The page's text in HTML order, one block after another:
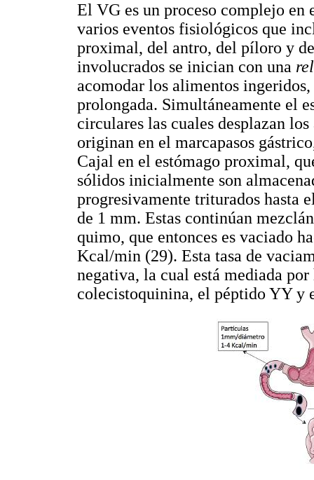
El VG es un proceso complejo en
varios eventos fisiológicos que
proximal, del antro, del píloro y
involucrados se inician con una
acomodar los alimentos
prolongada. Simultáneamente el
circulares las cuales desplazan
originan en el marcapasos
Cajal en el estómago proximal,
sólidos inicialmente son
progresivamente triturados hasta
de 1 mm. Estas continúan
quimo, que entonces es vaciado
Kcal/min (29). Esta tasa de
negativa, la cual está mediada
colecistoquinina, el péptido YY y